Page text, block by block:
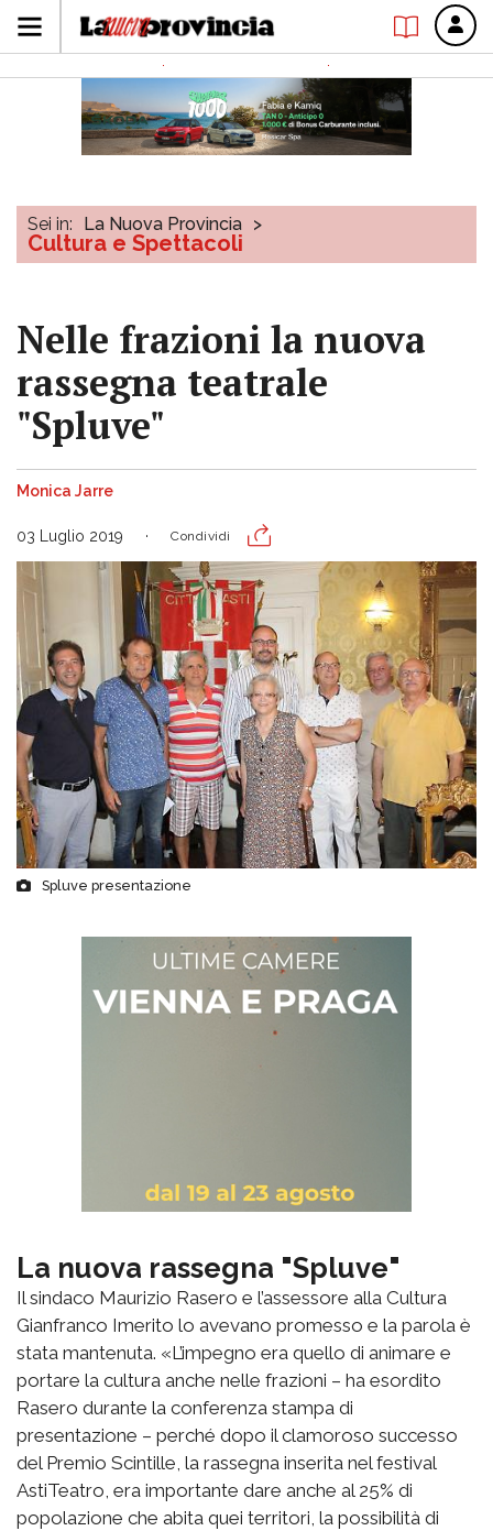
Sei in: La Nuova Provincia >
Cultura e Spettacoli
Nelle frazioni la nuova
rassegna teatrale
"Spluve"
Monica Jarre
03 Luglio 2019 Condividi
Spluve presentazione
La nuova rassegna "Spluve"
Il sindaco Maurizio Rasero e l’assessore alla Cultura
Gianfranco Imerito lo avevano promesso e la parola è
stata mantenuta. «L’impegno era quello di animare e
portare la cultura anche nelle frazioni – ha esordito
Rasero durante la conferenza stampa di
presentazione – perché dopo il clamoroso successo
del Premio Scintille, la rassegna inserita nel festival
AstiTeatro, era importante dare anche al 25% di
popolazione che abita quei territori, la possibilità di